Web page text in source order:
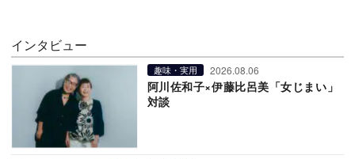
インタビュー
趣味・実用 2026.08.06
阿川佐和子×伊藤比呂美「女じまい」
対談